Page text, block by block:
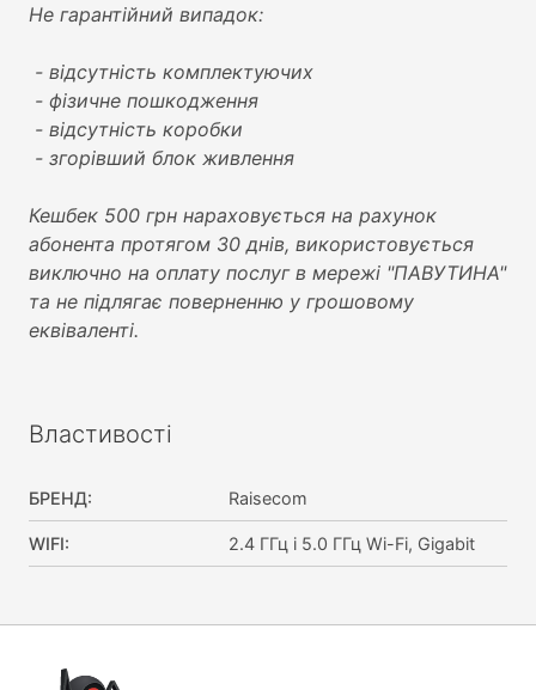
Не гарантійний випадок:
- відсутність комплектуючих
- фізичне пошкодження
- відсутність коробки
- згорівший блок живлення
Кешбек 500 грн нараховується на рахунок
абонента протягом 30 днів, використовується
виключно на оплату послуг в мережі "ПАВУТИНА"
та не підлягає поверненню у грошовому
еквіваленті.
Властивості
БРЕНД: Raisecom
WIFI: 2.4 ГГц і 5.0 ГГц Wi-Fi, Gigabit